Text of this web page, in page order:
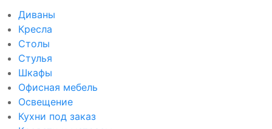
Диваны
Кресла
Столы
Стулья
Шкафы
Офисная мебель
Освещение
Кухни под заказ